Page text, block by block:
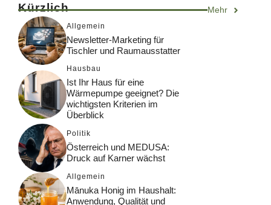
Kürzlich Mehr
Allgemein
Newsletter-Marketing für
Tischler und Raumausstatter
Hausbau
Ist Ihr Haus für eine
Wärmepumpe geeignet? Die
wichtigsten Kriterien im
Überblick
Politik
Österreich und MEDUSA:
Druck auf Karner wächst
Allgemein
Mānuka Honig im Haushalt:
Anwendung, Qualität und